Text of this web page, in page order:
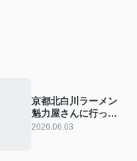
京都北白川ラーメン
魁力屋さんに行って
きました♪
2026.06.03